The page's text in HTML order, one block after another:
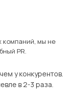
компаний, мы не
PR.
у конкурентов.
в 2-3 раза.